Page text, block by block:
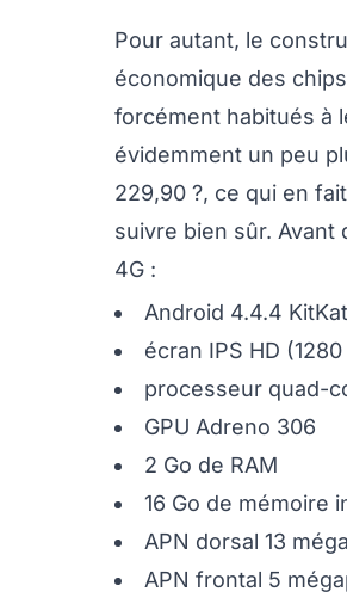
Pour autant, le
économique des
forcément habitués à
évidemment un peu
229,90 ?, ce qui en
suivre bien sûr.
4G :
Android 4.4.4 KitKat
écran IPS HD
processeur quad-
GPU Adreno 306
2 Go de RAM
16 Go de mémoire
APN dorsal 13
APN frontal 5